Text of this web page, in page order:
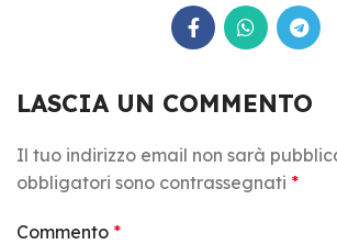
LASCIA UN COMMENTO
Il tuo indirizzo email non sarà
obbligatori sono contrassegnati *
Commento *